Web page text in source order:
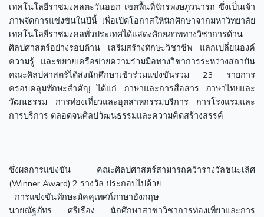
เทคโนโลยีราชมงคลตะวันออก เขตพื้นที่จักรพงษภูวนารถ ซึ่งเป็นเจ้า
ภาพจัดการแข่งขันในปีนี้ เพื่อเปิดโอกาสให้นักศึกษาจากมหาวิทยาลัย
เทคโนโลยีราชมงคลทั่วประเทศได้แสดงศักยภาพทางวิชาการด้าน
ศิลปศาสตร์อย่างรอบด้าน เสริมสร้างทักษะวิชาชีพ แลกเปลี่ยนองค์
ความรู้ และขยายเครือข่ายความร่วมมือทางวิชาการระหว่างสถาบัน
คณะศิลปศาสตร์ได้ส่งนักศึกษาเข้าร่วมแข่งขันรวม 23 รายการ
ครอบคลุมทักษะสำคัญ ได้แก่ ภาษาและการสื่อสาร ภาษาไทยและ
วัฒนธรรม การท่องเที่ยวและอุตสาหกรรมบริการ การโรงแรมและ
การบริการ ตลอดจนศิลปวัฒนธรรมและความคิดสร้างสรรค์
ซึ่งผลการแข่งขัน คณะศิลปศาสตร์สามารถคว้ารางวัลชนะเลิศ
(Winner Award) 2 รางวัล ประกอบไปด้วย
- การแข่งขันทักษะมัคคุเทศก์ภาษาอังกฤษ
นายณัฐภัทร ศรีเรือง นักศึกษาสาขาวิชาการท่องเที่ยวและการ